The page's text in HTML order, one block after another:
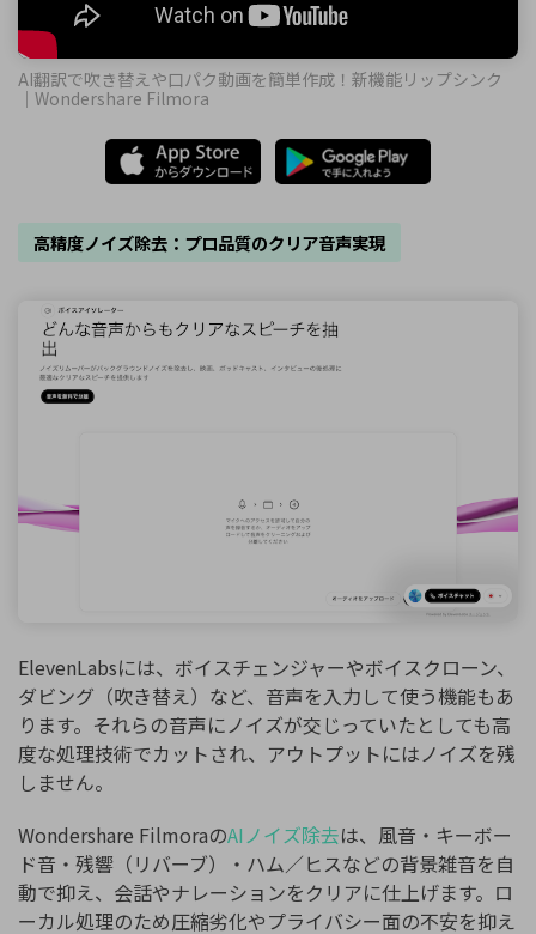
AI翻訳で吹き替えや口パク動画を簡単作成！新機能リップシンク
｜Wondershare Filmora
高精度ノイズ除去：プロ品質のクリア音声実現
ElevenLabsには、ボイスチェンジャーやボイスクローン、
ダビング（吹き替え）など、音声を入力して使う機能もあ
ります。それらの音声にノイズが交じっていたとしても高
度な処理技術でカットされ、アウトプットにはノイズを残
しません。
Wondershare FilmoraのAIノイズ除去は、風音・キーボー
ド音・残響（リバーブ）・ハム／ヒスなどの背景雑音を自
動で抑え、会話やナレーションをクリアに仕上げます。ロ
ーカル処理のため圧縮劣化やプライバシー面の不安を抑え